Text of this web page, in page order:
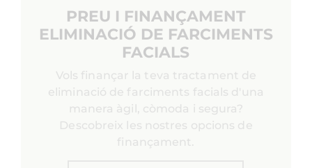
PREU I FINANÇAMENT
ELIMINACIÓ DE FARCIMENTS
FACIALS
Vols finançar la teva tractament de
eliminació de farciments facials d'una
manera àgil, còmoda i segura?
Descobreix les nostres opcions de
finançament.